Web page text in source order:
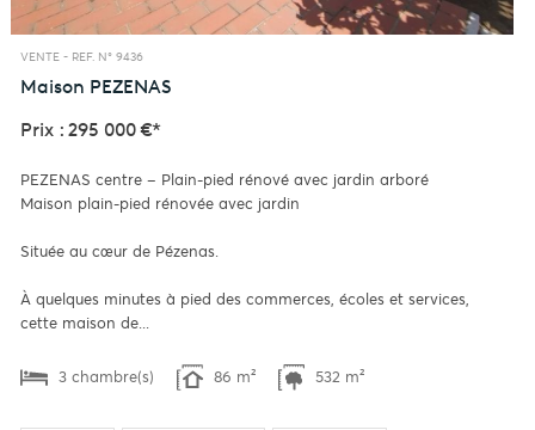
VENTE - REF. N° 9436
Maison PEZENAS
Prix : 295 000 €*
PEZENAS centre – Plain-pied rénové avec jardin arboré
Maison plain-pied rénovée avec jardin
Située au cœur de Pézenas.
À quelques minutes à pied des commerces, écoles et services,
cette maison de...
3 chambre(s) 86 m² 532 m²